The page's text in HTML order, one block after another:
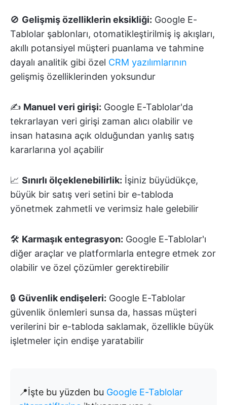
🚫 Gelişmiş özelliklerin eksikliği: Google E-
Tablolar şablonları, otomatikleştirilmiş iş akışları,
akıllı potansiyel müşteri puanlama ve tahmine
dayalı analitik gibi özel CRM yazılımlarının
gelişmiş özelliklerinden yoksundur
✍️ Manuel veri girişi: Google E-Tablolar'da
tekrarlayan veri girişi zaman alıcı olabilir ve
insan hatasına açık olduğundan yanlış satış
kararlarına yol açabilir
📈 Sınırlı ölçeklenebilirlik: İşiniz büyüdükçe,
büyük bir satış veri setini bir e-tabloda
yönetmek zahmetli ve verimsiz hale gelebilir
🛠️ Karmaşık entegrasyon: Google E-Tablolar'ı
diğer araçlar ve platformlarla entegre etmek zor
olabilir ve özel çözümler gerektirebilir
🔒 Güvenlik endişeleri: Google E-Tablolar
güvenlik önlemleri sunsa da, hassas müşteri
verilerini bir e-tabloda saklamak, özellikle büyük
işletmeler için endişe yaratabilir
📍İşte bu yüzden bu Google E-Tablolar